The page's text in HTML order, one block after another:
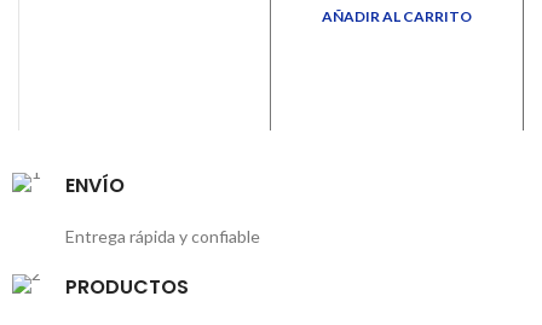
AÑADIR AL CARRITO
ENVÍO
Entrega rápida y confiable
PRODUCTOS